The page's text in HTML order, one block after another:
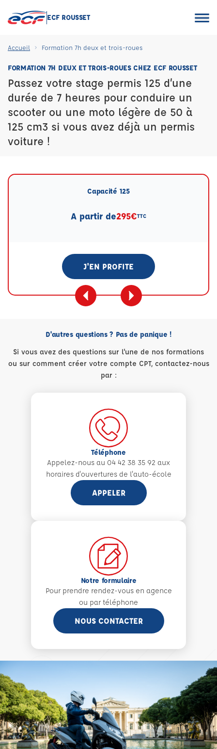
ECF ROUSSET
Accueil Formation 7h deux et trois-roues
FORMATION 7H DEUX ET TROIS-ROUES CHEZ ECF ROUSSET
Passez votre stage permis 125 d’une
durée de 7 heures pour conduire un
scooter ou une moto légère de 50 à
125 cm3 si vous avez déjà un permis
voiture !
Capacité 125
A partir de295€TTC
J'EN PROFITE
D'autres questions ? Pas de panique !
Si vous avez des questions sur l'une de nos formations
ou sur comment créer votre compte CPT, contactez-nous
par :
Téléphone
Appelez-nous au 04 42 38 35 92 aux
horaires d'ouvertures de l'auto-école
APPELER
Notre formulaire
Pour prendre rendez-vous en agence
ou par téléphone
NOUS CONTACTER